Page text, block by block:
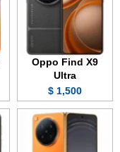
Oppo Find X9
Ultra
1,500 $